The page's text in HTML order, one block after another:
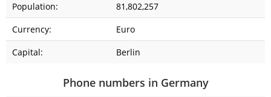
Population:
81,802,257
Currency:
Euro
Capital:
Berlin
Phone numbers in Germany